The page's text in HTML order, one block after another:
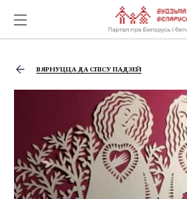
ВЯРНУЦЦА ДА СПІСУ ПАДЗЕЙ